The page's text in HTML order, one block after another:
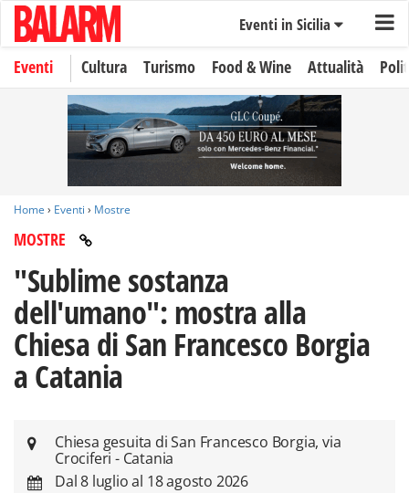
Eventi in Sicilia
Eventi Cultura Turismo Food & Wine Attualità
Home › Eventi › Mostre
MOSTRE
"Sublime sostanza
dell'umano": mostra alla
Chiesa di San Francesco Borgia
a Catania
Chiesa gesuita di San Francesco Borgia, via
Crociferi - Catania
Dal 8 luglio al 18 agosto 2026